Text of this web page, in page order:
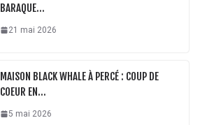
BARAQUE…
21 mai 2026
MAISON BLACK WHALE À PERCÉ : COUP DE
COEUR EN…
5 mai 2026